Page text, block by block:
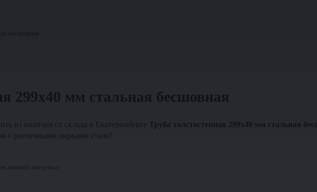
299х40 мм стальная бесшовная
из наличия со склада в Екатеринбурге Труба толстостенная 299х40 мм стальная
с различными марками стали!
лишний материал!